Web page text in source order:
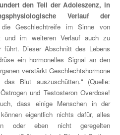
den Teil der Adoleszenz, in
Verlauf der
Geschlechtreife im Sinne von
und im weiteren Verlauf auch zu
führt. Dieser Abschnitt des Lebens
ein hormonelles Signal an den
verstärkt Geschlechtshormone
Blut auszuschütten.“ (Quelle:
und Testosteron Overdose!
dass einige Menschen in der
eigentlich nichts dafür, alles
oder eben nicht geregelten